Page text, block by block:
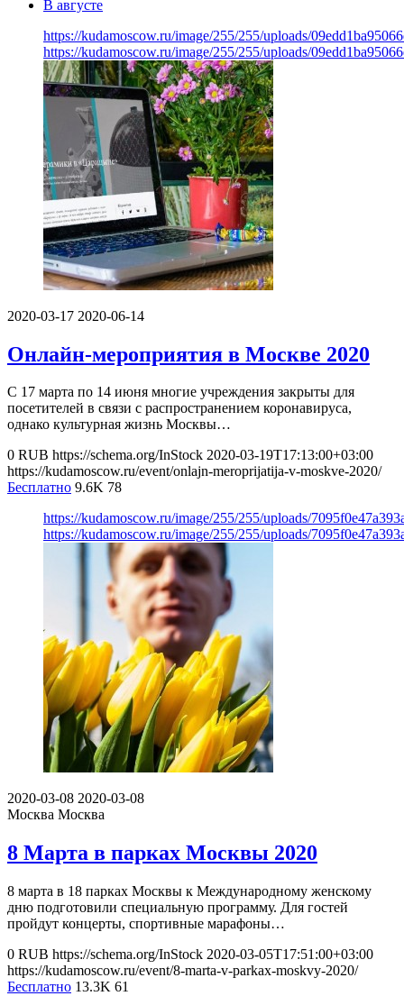
В августе
https://kudamoscow.ru/image/255/255/uploads/
https://kudamoscow.ru/image/255/255/uploads/
2020-03-17 2020-06-14
Онлайн-мероприятия в Москве 2020
С 17 марта по 14 июня многие учреждения закрыты для
посетителей в связи с распространением коронавируса,
однако культурная жизнь Москвы…
0 RUB https://schema.org/InStock 2020-03-19T17:13:00+03:00
https://kudamoscow.ru/event/onlajn-meroprijatija-v-moskve-2020/
Бесплатно 9.6K 78
https://kudamoscow.ru/image/255/255/uploads/
https://kudamoscow.ru/image/255/255/uploads/
2020-03-08 2020-03-08
Москва Москва
8 Марта в парках Москвы 2020
8 марта в 18 парках Москвы к Международному женскому
дню подготовили специальную программу. Для гостей
пройдут концерты, спортивные марафоны…
0 RUB https://schema.org/InStock 2020-03-05T17:51:00+03:00
https://kudamoscow.ru/event/8-marta-v-parkax-moskvy-2020/
Бесплатно 13.3K 61